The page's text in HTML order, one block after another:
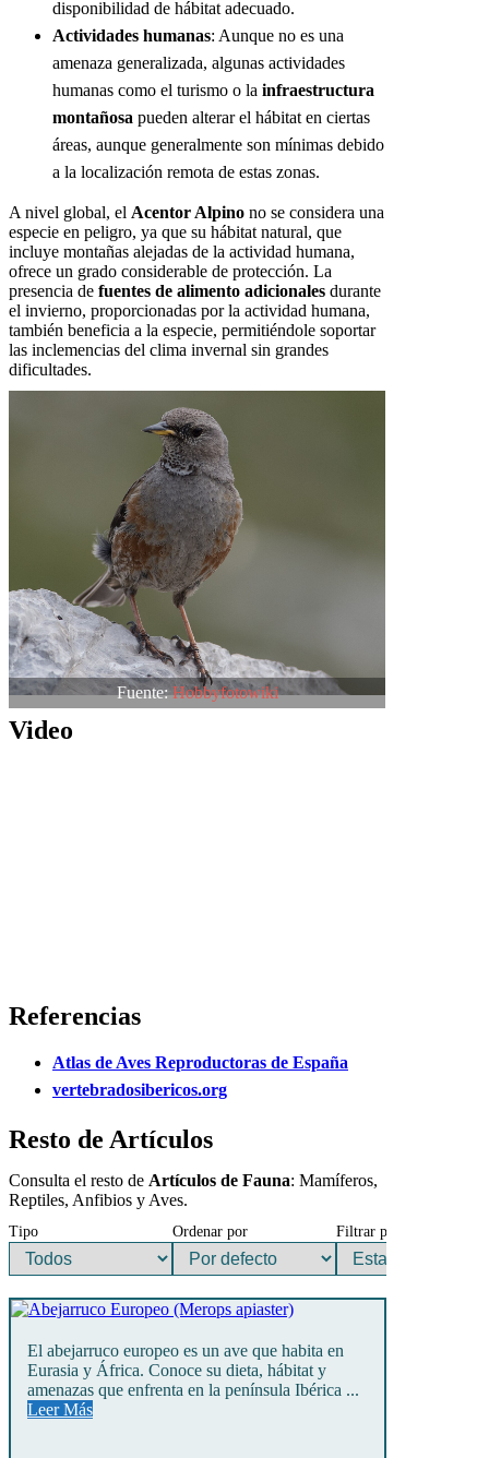
disponibilidad de hábitat adecuado.
Actividades humanas: Aunque no es una
amenaza generalizada, algunas actividades
humanas como el turismo o la infraestructura
montañosa pueden alterar el hábitat en ciertas
áreas, aunque generalmente son mínimas debido
a la localización remota de estas zonas.
A nivel global, el Acentor Alpino no se considera una
especie en peligro, ya que su hábitat natural, que
incluye montañas alejadas de la actividad humana,
ofrece un grado considerable de protección. La
presencia de fuentes de alimento adicionales durante
el invierno, proporcionadas por la actividad humana,
también beneficia a la especie, permitiéndole soportar
las inclemencias del clima invernal sin grandes
dificultades.
Fuente:Hobbyfotowiki
Video
Referencias
Atlas de Aves Reproductoras de España
vertebradosibericos.org
Resto de Artículos
Consulta el resto de Artículos de Fauna: Mamíferos,
Reptiles, Anfibios y Aves.
Tipo Ordenar por Filtrar por
El abejarruco europeo es un ave que habita en
Eurasia y África. Conoce su dieta, hábitat y
amenazas que enfrenta en la península Ibérica ...
Leer Más